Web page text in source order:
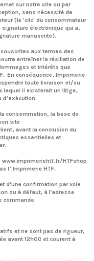
sur notre site ou par
sans nécessité de
(le 'clic' du consommateur
électronique qui a,
manuscrite).
aux termes des
entraîner la résiliation de
et intérêts que
En conséquence, Imprimerie
toute livraison et/ou
lequel il existerait un litige,
consommation, la base de
site
avant la conclusion du
essentielles et
HTFshop
l’ Imprimerie HTF.
d'une confirmation par voie
ou à défaut, à l'adresse
commande.
et ne sont pas de rigueur,
avant 12h00 et courent à